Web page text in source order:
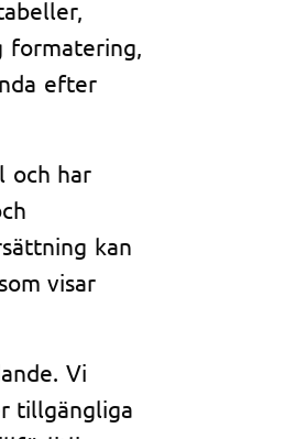
efter
och har
kan
visar
Vi
tillgängliga